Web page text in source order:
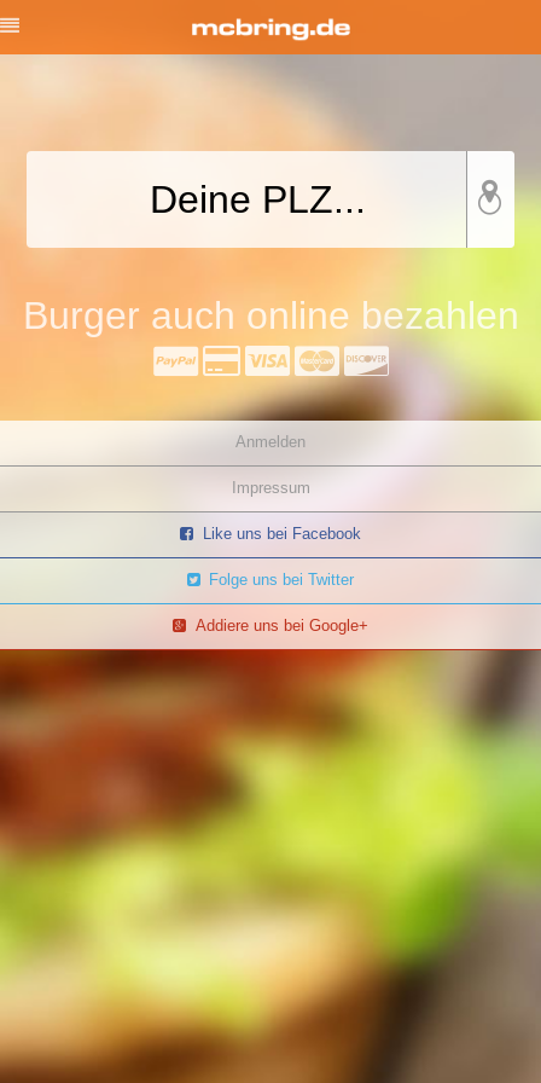
Burger auch online bezahlen
Anmelden
Impressum
Like uns bei Facebook
Folge uns bei Twitter
Addiere uns bei Google+